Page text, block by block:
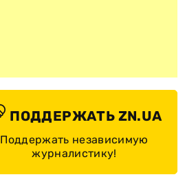
ПОДДЕРЖАТЬ ZN.UA
Поддержать независимую
журналистику!